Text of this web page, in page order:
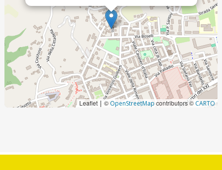
Leaflet | ©OpenStreetMap contributors © CARTO